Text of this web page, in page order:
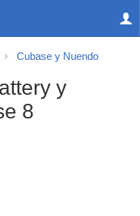
Cubase y Nuendo
y
8